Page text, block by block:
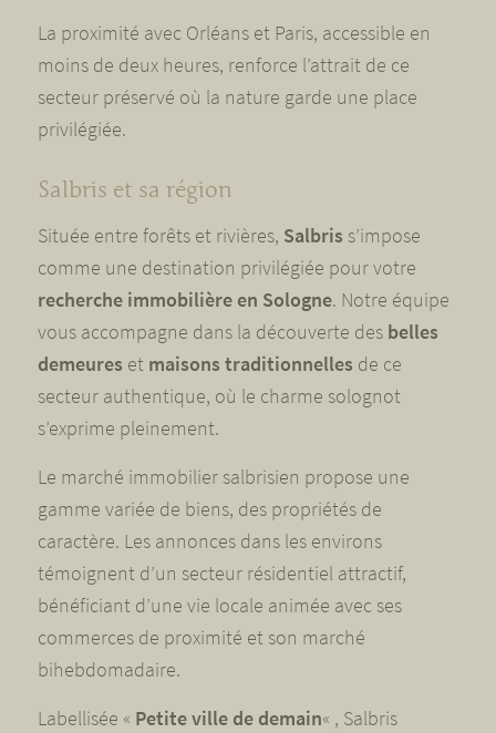
La proximité avec Orléans et Paris, accessible en
moins de deux heures, renforce l’attrait de ce
secteur préservé où la nature garde une place
privilégiée.
Salbris et sa région
Située entre forêts et rivières, Salbris s’impose
comme une destination privilégiée pour votre
recherche immobilière en Sologne. Notre équipe
vous accompagne dans la découverte des belles
demeures et maisons traditionnelles de ce
secteur authentique, où le charme solognot
s’exprime pleinement.
Le marché immobilier salbrisien propose une
gamme variée de biens, des propriétés de
caractère. Les annonces dans les environs
témoignent d’un secteur résidentiel attractif,
bénéficiant d’une vie locale animée avec ses
commerces de proximité et son marché
bihebdomadaire.
Labellisée « Petite ville de demain« , Salbris